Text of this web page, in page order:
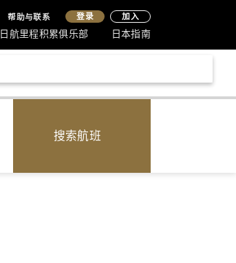
帮助与联系 登录 加入
日航里程积累俱乐部 日本指南
搜索航班